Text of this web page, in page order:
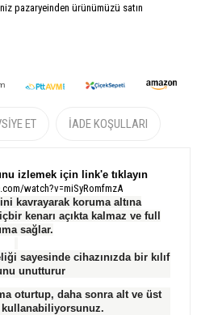
pazaryeinden ürünümüzü satın
ET İADE KOŞULLARI
izlemek için link'e tıklayın
watch?v=miSyRomfmzA
kavrayarak koruma altına
kenarı açıkta kalmaz ve full
sağlar.
sayesinde cihazınızda bir kılıf
unutturur
oturtup, daha sonra alt ve üst
kullanabiliyorsunuz.